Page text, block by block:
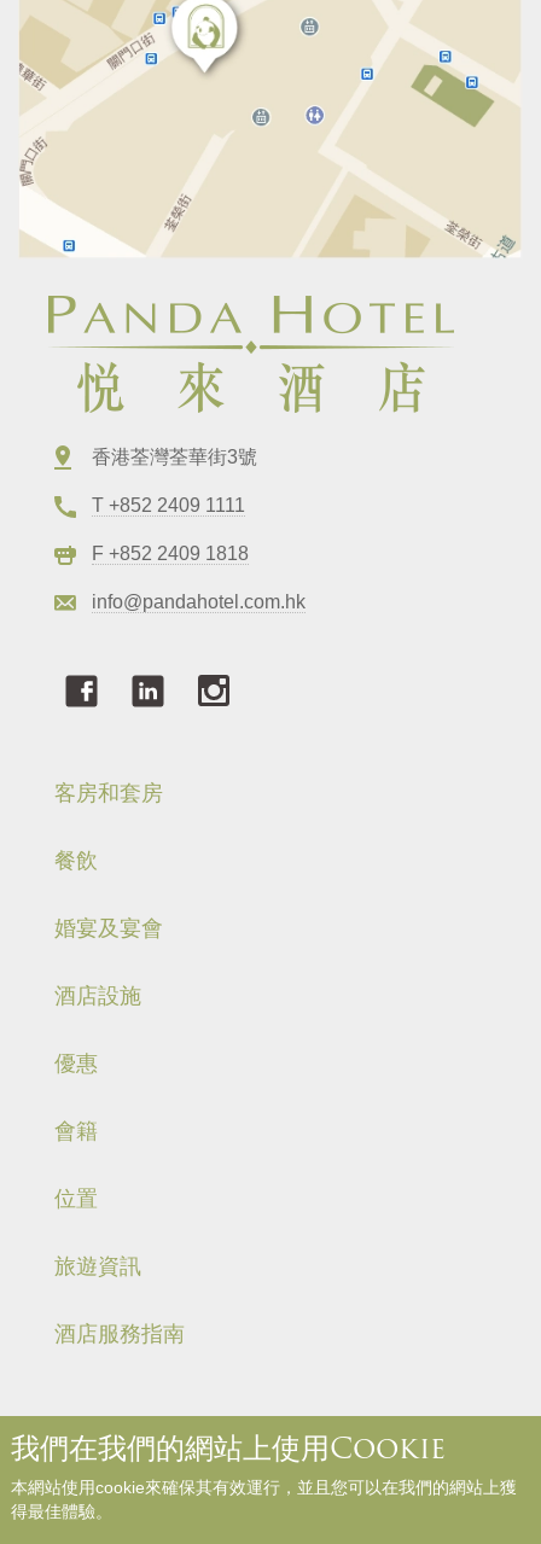
香港荃灣荃華街3號
T +852 2409 1111
F +852 2409 1818
info@pandahotel.com.hk
客房和套房
餐飲
婚宴及宴會
酒店設施
優惠
會籍
位置
旅遊資訊
酒店服務指南
網站地圖
我們在我們的網站上使用Cookie
本網站使用cookie來確保其有效運行，並且您可以在我們的網站上獲
得最佳體驗。